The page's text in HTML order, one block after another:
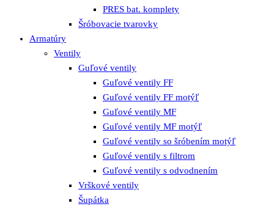
PRES bat. komplety
Šróbovacie tvarovky
Armatúry
Ventily
Guľové ventily
Guľové ventily FF
Guľové ventily FF motýľ
Guľové ventily MF
Guľové ventily MF motýľ
Guľové ventily so šróbením motýľ
Guľové ventily s filtrom
Guľové ventily s odvodnením
Vrškové ventily
Šupátka